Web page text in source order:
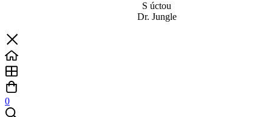
S úctou
Dr. Jungle
0